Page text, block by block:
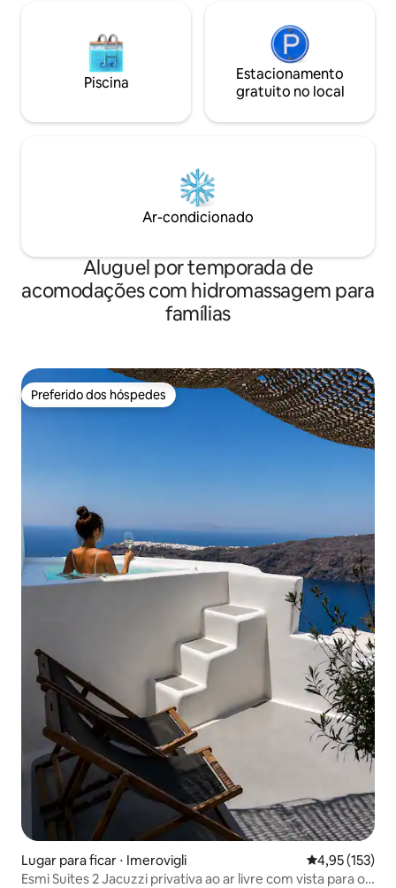
Piscina
Estacionamento
gratuito no local
Ar-condicionado
Aluguel por temporada de
acomodações com hidromassagem para
famílias
Preferido dos hóspedes
Preferido dos hóspedes
Lugar para ficar ⋅ Imerovigli 4,95 de uma
4,95 (153)
Esmi Suites 2 Jacuzzi privativa ao ar livre com vista para o